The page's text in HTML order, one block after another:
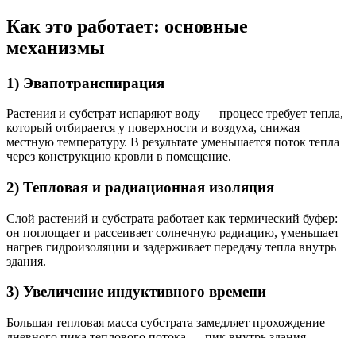
Как это работает: основные
механизмы
1) Эвапотранспирация
Растения и субстрат испаряют воду — процесс требует тепла,
который отбирается у поверхности и воздуха, снижая
местную температуру. В результате уменьшается поток тепла
через конструкцию кровли в помещение.
2) Тепловая и радиационная изоляция
Слой растений и субстрата работает как термический буфер:
он поглощает и рассеивает солнечную радиацию, уменьшает
нагрев гидроизоляции и задерживает передачу тепла внутрь
здания.
3) Увеличение индуктивного времени
Большая тепловая масса субстрата замедляет прохождение